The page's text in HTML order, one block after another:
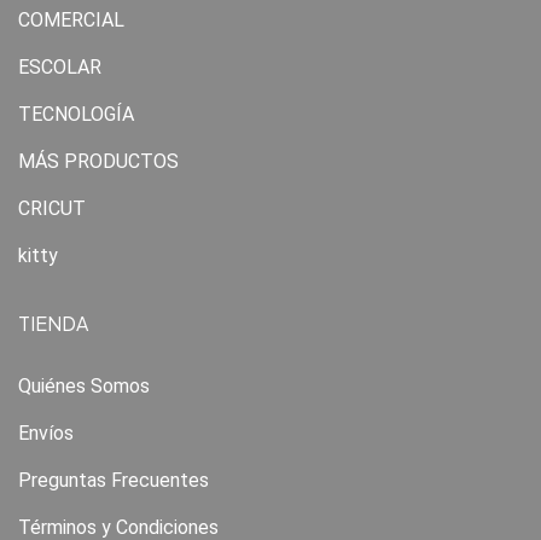
COMERCIAL
ESCOLAR
TECNOLOGÍA
MÁS PRODUCTOS
CRICUT
kitty
TIENDA
Quiénes Somos
Envíos
Preguntas Frecuentes
Términos y Condiciones